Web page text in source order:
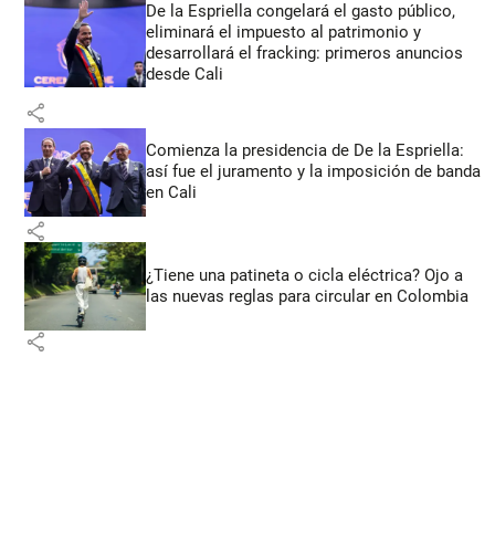
De la Espriella congelará el gasto público,
eliminará el impuesto al patrimonio y
desarrollará el fracking: primeros anuncios
desde Cali
share
Comienza la presidencia de De la Espriella:
así fue el juramento y la imposición de banda
en Cali
share
¿Tiene una patineta o cicla eléctrica? Ojo a
las nuevas reglas para circular en Colombia
share